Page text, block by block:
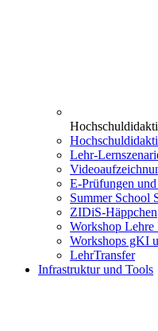
Lehr-
E-Prüfungen
Summer School
ZIDiS-Häppchen
Workshop Lehre
Workshops gKI
LehrTransfer
Infrastruktur und Tools